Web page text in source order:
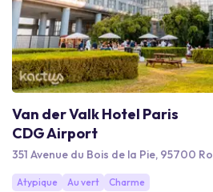
Van der Valk Hotel Paris
CDG Airport
351 Avenue du Bois de la Pie, 95700
Atypique Au vert Charme